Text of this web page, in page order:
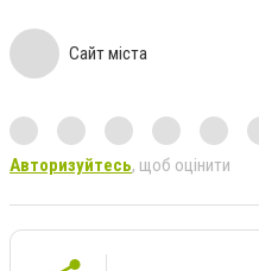
Сайт міста
Авторизуйтесь, щоб оцінити